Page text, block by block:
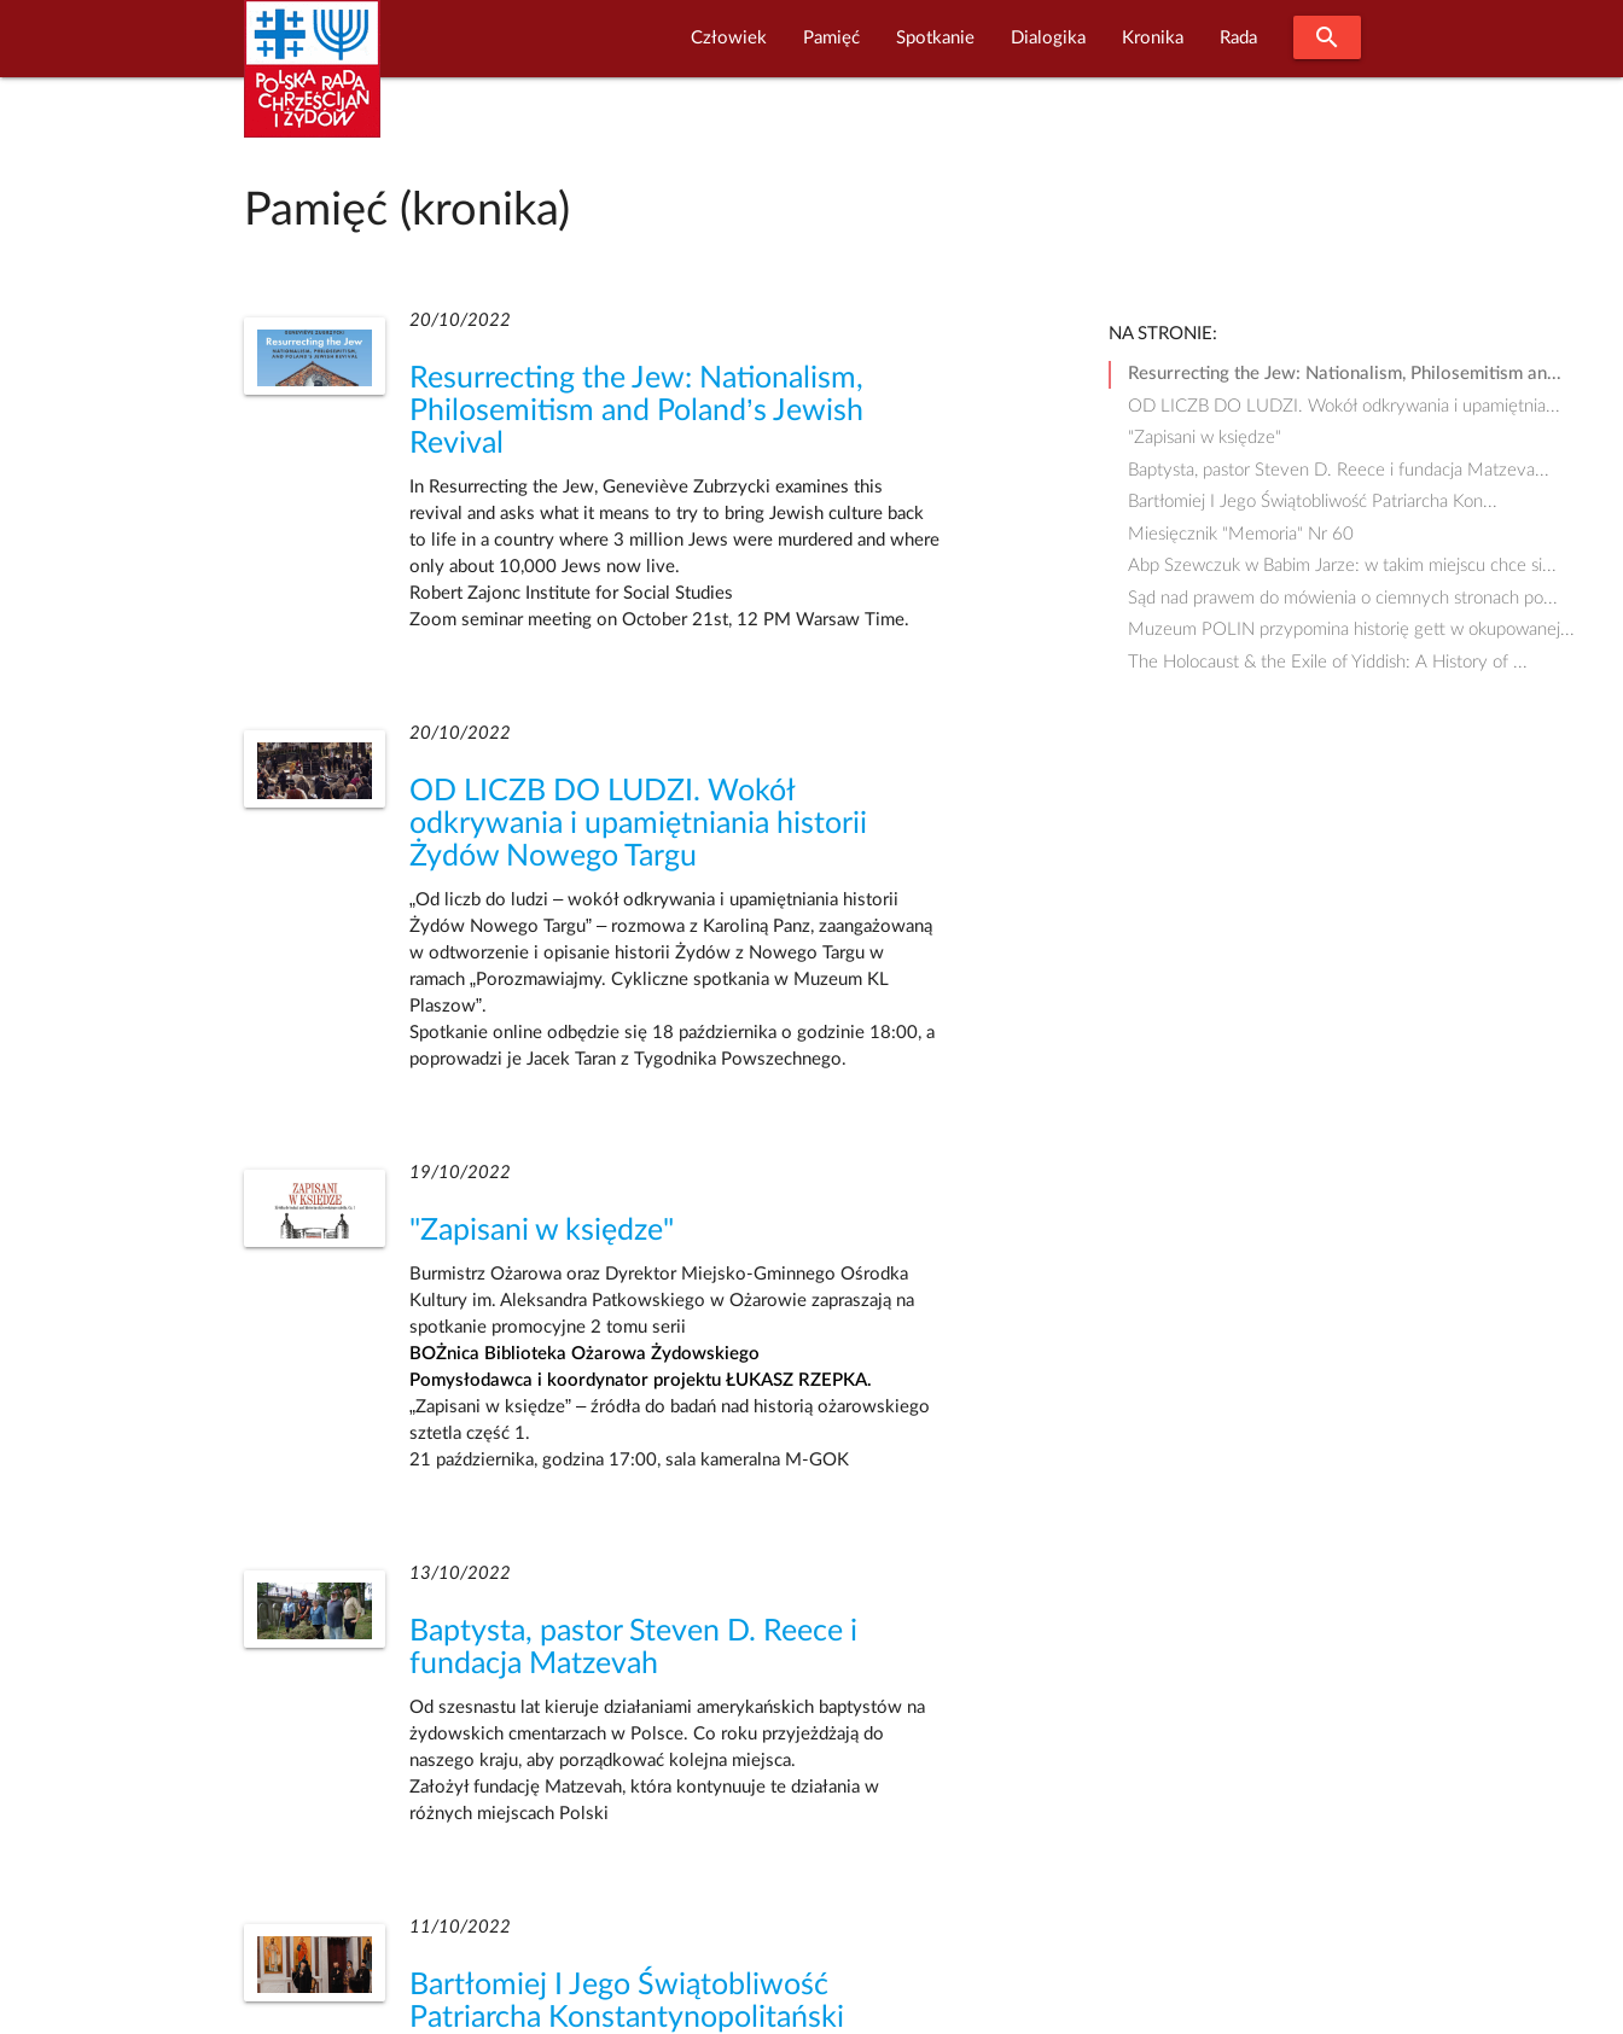
Człowiek Pamięć Spotkanie Dialogika Kronika Rada search
Pamięć (kronika)
20/10/2022
Resurrecting the Jew: Nationalism,
Philosemitism and Poland’s Jewish
Revival
In Resurrecting the Jew, Geneviève Zubrzycki examines this
revival and asks what it means to try to bring Jewish culture back
to life in a country where 3 million Jews were murdered and where
only about 10,000 Jews now live.
Robert Zajonc Institute for Social Studies
Zoom seminar meeting on October 21st, 12 PM Warsaw Time.
20/10/2022
OD LICZB DO LUDZI. Wokół
odkrywania i upamiętniania historii
Żydów Nowego Targu
„Od liczb do ludzi – wokół odkrywania i upamiętniania historii
Żydów Nowego Targu” – rozmowa z Karoliną Panz, zaangażowaną
w odtworzenie i opisanie historii Żydów z Nowego Targu w
ramach „Porozmawiajmy. Cykliczne spotkania w Muzeum KL
Plaszow”.
Spotkanie online odbędzie się 18 października o godzinie 18:00, a
poprowadzi je Jacek Taran z Tygodnika Powszechnego.
19/10/2022
"Zapisani w księdze"
Burmistrz Ożarowa oraz Dyrektor Miejsko-Gminnego Ośrodka
Kultury im. Aleksandra Patkowskiego w Ożarowie zapraszają na
spotkanie promocyjne 2 tomu serii
BOŻnica Biblioteka Ożarowa Żydowskiego
Pomysłodawca i koordynator projektu ŁUKASZ RZEPKA.
„Zapisani w księdze” – źródła do badań nad historią ożarowskiego
sztetla część 1.
21 października, godzina 17:00, sala kameralna M-GOK
13/10/2022
Baptysta, pastor Steven D. Reece i
fundacja Matzevah
Od szesnastu lat kieruje działaniami amerykańskich baptystów na
żydowskich cmentarzach w Polsce. Co roku przyjeżdżają do
naszego kraju, aby porządkować kolejna miejsca.
Założył fundację Matzevah, która kontynuuje te działania w
różnych miejscach Polski
11/10/2022
Bartłomiej I Jego Świątobliwość
Patriarcha Konstantynopolitański
NA STRONIE:
Resurrecting the Jew: Nationalism, Philosemitism an...
OD LICZB DO LUDZI. Wokół odkrywania i upamiętnia...
"Zapisani w księdze"
Baptysta, pastor Steven D. Reece i fundacja Matzeva...
Bartłomiej I Jego Świątobliwość Patriarcha Kon...
Miesięcznik "Memoria" Nr 60
Abp Szewczuk w Babim Jarze: w takim miejscu chce si...
Sąd nad prawem do mówienia o ciemnych stronach po...
Muzeum POLIN przypomina historię gett w okupowanej...
The Holocaust & the Exile of Yiddish: A History of ...